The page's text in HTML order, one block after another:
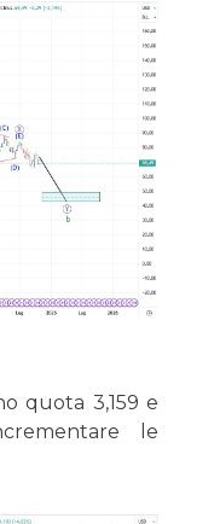
quota 3,159 e
le